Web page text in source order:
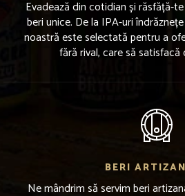
Evadează din cotidian și răsfăță-
beri unice. De la IPA-uri
noastră este selectată pentru a
fără rival, care să satisfacă
BERI
Ne mândrim să servim beri